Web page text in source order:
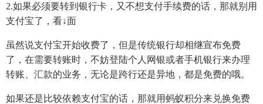
2.如果必须要转到银行卡，又不想支付手续费的话，那就别用
支付宝了，看↓面
虽然说支付宝开始收费了，但是传统银行却相继宣布免费
了，在需要转账时，不妨登陆个人网银或者手机银行来办理
转账、汇款的业务，无论是跨行还是异地，都是免费的哦。
如果还是比较依赖支付宝的话，那就用蚂蚁积分来兑换免费